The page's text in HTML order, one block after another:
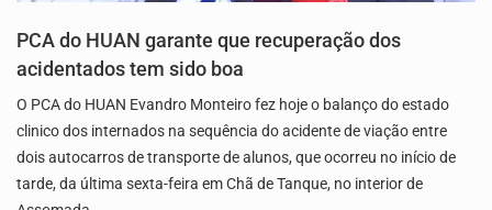
PCA do HUAN garante que recuperação dos
acidentados tem sido boa
O PCA do HUAN Evandro Monteiro fez hoje o balanço do estado
clinico dos internados na sequência do acidente de viação entre
dois autocarros de transporte de alunos, que ocorreu no início de
tarde, da última sexta-feira em Chã de Tanque, no interior de